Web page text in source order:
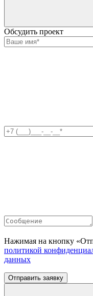
Обсудить проект
Нажимая на кнопку
политикой
данных
Отправить заявку